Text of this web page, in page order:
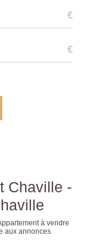
€
€
Chaville -
à vendre
aux annonces